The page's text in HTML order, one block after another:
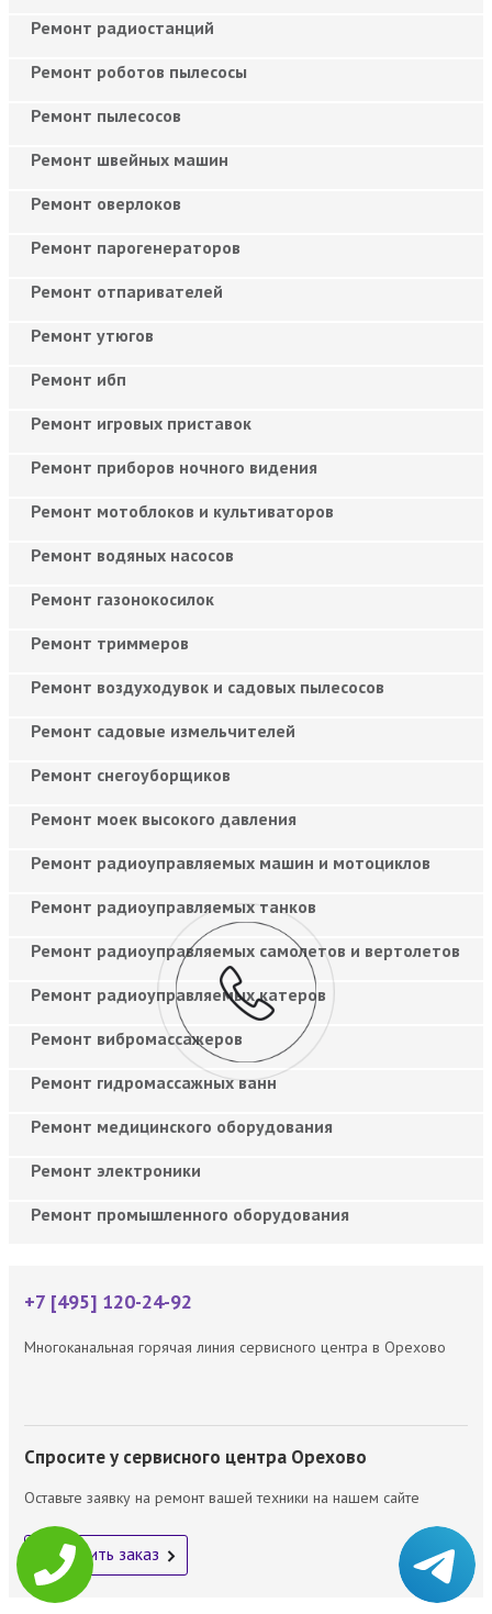
Ремонт радиостанций
Ремонт роботов пылесосы
Ремонт пылесосов
Ремонт швейных машин
Ремонт оверлоков
Ремонт парогенераторов
Ремонт отпаривателей
Ремонт утюгов
Ремонт ибп
Ремонт игровых приставок
Ремонт приборов ночного видения
Ремонт мотоблоков и культиваторов
Ремонт водяных насосов
Ремонт газонокосилок
Ремонт триммеров
Ремонт воздуходувок и садовых пылесосов
Ремонт садовые измельчителей
Ремонт снегоуборщиков
Ремонт моек высокого давления
Ремонт радиоуправляемых машин и мотоциклов
Ремонт радиоуправляемых танков
Ремонт радиоуправляемых самолетов и вертолетов
Ремонт радиоуправляемых катеров
Ремонт вибромассажеров
Ремонт гидромассажных ванн
Ремонт медицинского оборудования
Ремонт электроники
Ремонт промышленного оборудования
+7 [495] 120-24-92
Многоканальная горячая линия сервисного центра в Орехово
Спросите у сервисного центра Орехово
Оставьте заявку на ремонт вашей техники на нашем сайте
Оформить заказ